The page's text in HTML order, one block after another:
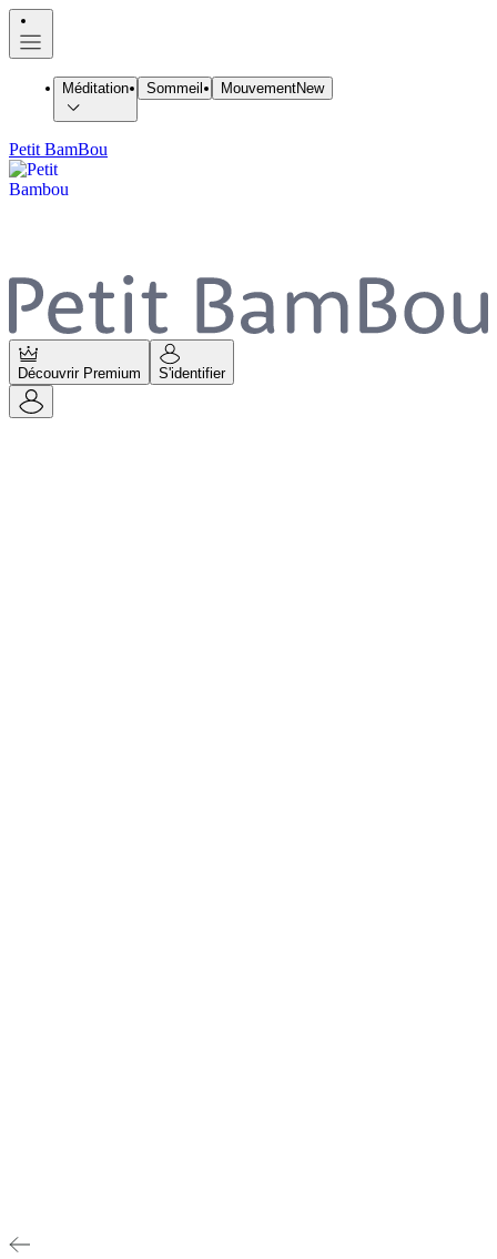
Méditation Sommeil MouvementNew
Petit BamBou
Découvrir Premium S'identifier